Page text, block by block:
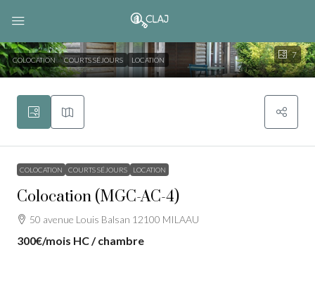
7
COLOCATION COURTS SÉJOURS LOCATION
COLOCATION COURTS SÉJOURS LOCATION
Colocation (MGC-AC-4)
50 avenue Louis Balsan 12100 MILAAU
300€/mois HC / chambre